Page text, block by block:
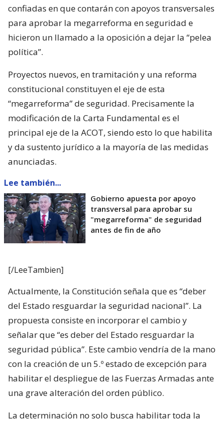
confiadas en que contarán con apoyos transversales
para aprobar la megarreforma en seguridad e
hicieron un llamado a la oposición a dejar la “pelea
política”.
Proyectos nuevos, en tramitación y una reforma
constitucional constituyen el eje de esta
“megarreforma” de seguridad. Precisamente la
modificación de la Carta Fundamental es el
principal eje de la ACOT, siendo esto lo que habilita
y da sustento jurídico a la mayoría de las medidas
anunciadas.
Lee también...
Gobierno apuesta por apoyo
transversal para aprobar su
"megarreforma" de seguridad
antes de fin de año
[/LeeTambien]
Actualmente, la Constitución señala que es “deber
del Estado resguardar la seguridad nacional”. La
propuesta consiste en incorporar el cambio y
señalar que “es deber del Estado resguardar la
seguridad pública”. Este cambio vendría de la mano
con la creación de un 5.º estado de excepción para
habilitar el despliegue de las Fuerzas Armadas ante
una grave alteración del orden público.
La determinación no solo busca habilitar toda la